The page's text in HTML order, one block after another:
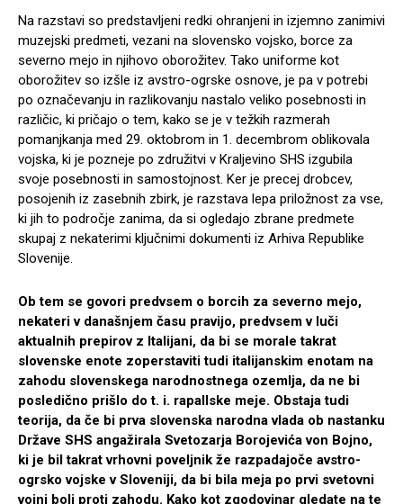
Na razstavi so predstavljeni redki ohranjeni in izjemno zanimivi
muzejski predmeti, vezani na slovensko vojsko, borce za
severno mejo in njihovo oborožitev. Tako uniforme kot
oborožitev so izšle iz avstro-ogrske osnove, je pa v potrebi
po označevanju in razlikovanju nastalo veliko posebnosti in
različic, ki pričajo o tem, kako se je v težkih razmerah
pomanjkanja med 29. oktobrom in 1. decembrom oblikovala
vojska, ki je pozneje po združitvi v Kraljevino SHS izgubila
svoje posebnosti in samostojnost. Ker je precej drobcev,
posojenih iz zasebnih zbirk, je razstava lepa priložnost za vse,
ki jih to področje zanima, da si ogledajo zbrane predmete
skupaj z nekaterimi ključnimi dokumenti iz Arhiva Republike
Slovenije.
Ob tem se govori predvsem o borcih za severno mejo,
nekateri v današnjem času pravijo, predvsem v luči
aktualnih prepirov z Italijani, da bi se morale takrat
slovenske enote zoperstaviti tudi italijanskim enotam na
zahodu slovenskega narodnostnega ozemlja, da ne bi
posledično prišlo do t. i. rapallske meje. Obstaja tudi
teorija, da če bi prva slovenska narodna vlada ob nastanku
Države SHS angažirala Svetozarja Borojevića von Bojno,
ki je bil takrat vrhovni poveljnik že razpadajoče avstro-
ogrsko vojske v Sloveniji, da bi bila meja po prvi svetovni
vojni bolj proti zahodu. Kako kot zgodovinar gledate na te